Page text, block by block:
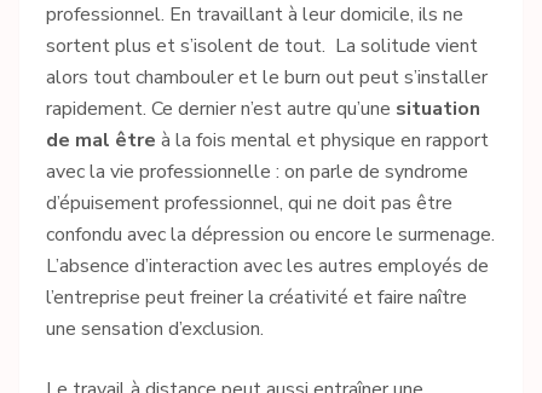
professionnel. En travaillant à leur domicile, ils ne
sortent plus et s’isolent de tout. La solitude vient
alors tout chambouler et le burn out peut s’installer
rapidement. Ce dernier n’est autre qu’une situation
de mal être à la fois mental et physique en rapport
avec la vie professionnelle : on parle de syndrome
d’épuisement professionnel, qui ne doit pas être
confondu avec la dépression ou encore le surmenage.
L’absence d’interaction avec les autres employés de
l’entreprise peut freiner la créativité et faire naître
une sensation d’exclusion.